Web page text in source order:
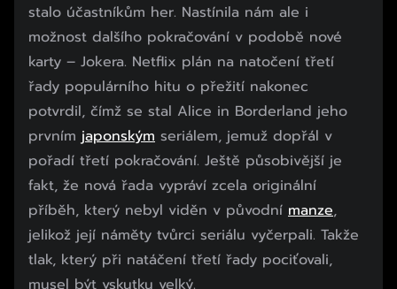
stalo účastníkům her. Nastínila nám ale i
možnost dalšího pokračování v podobě nové
karty – Jokera. Netflix plán na natočení třetí
řady populárního hitu o přežití nakonec
potvrdil, čímž se stal Alice in Borderland jeho
prvním japonským seriálem, jemuž dopřál v
pořadí třetí pokračování. Ještě působivější je
fakt, že nová řada vypráví zcela originální
příběh, který nebyl viděn v původní manze,
jelikož její náměty tvůrci seriálu vyčerpali. Takže
tlak, který při natáčení třetí řady pociťovali,
musel být vskutku velký.